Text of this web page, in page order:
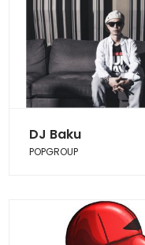
DJ Baku
POPGROUP